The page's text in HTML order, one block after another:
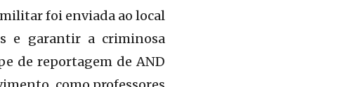
foi enviada ao local
e garantir a criminosa
de reportagem de AND